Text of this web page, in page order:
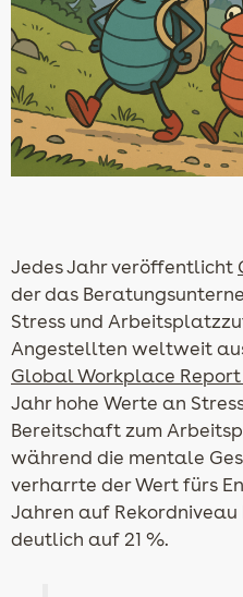
Jedes Jahr veröffentlicht
der das
Stress und
Angestellten weltweit
Global Workplace
Jahr hohe Werte an
Bereitschaft zum
während die mentale
verharrte der Wert fürs
Jahren auf
deutlich auf 21 %.